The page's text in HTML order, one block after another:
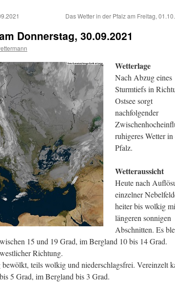
Das Wetter in der Pfalz am Freitag,
Donnerstag, 30.09.2021
Wetterlage
Nach Abzug eines
Sturmtiefs in
Ostsee sorgt
nachfolgender
ruhigeres Wetter in
Pfalz.
Wetteraussicht
Heute nach
einzelner
heiter bis wolkig
längeren sonnigen
Abschnitten. Es
15 und 19 Grad, im Bergland 10 bis 14 Grad.
Richtung.
teils wolkig und niederschlagsfrei. Vereinzelt
5 Grad, im Bergland bis 3 Grad.